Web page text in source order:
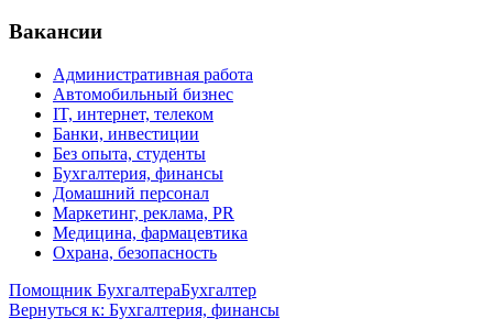
Вакансии
Административная работа
Автомобильный бизнес
IT, интернет, телеком
Банки, инвестиции
Без опыта, студенты
Бухгалтерия, финансы
Домашний персонал
Маркетинг, реклама, PR
Медицина, фармацевтика
Охрана, безопасность
Помощник БухгалтераБухгалтер
Вернуться к: Бухгалтерия, финансы